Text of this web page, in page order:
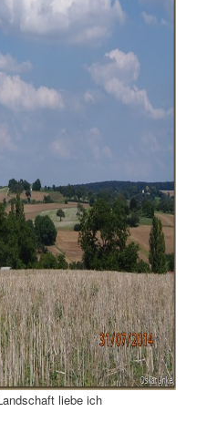
liebe ich